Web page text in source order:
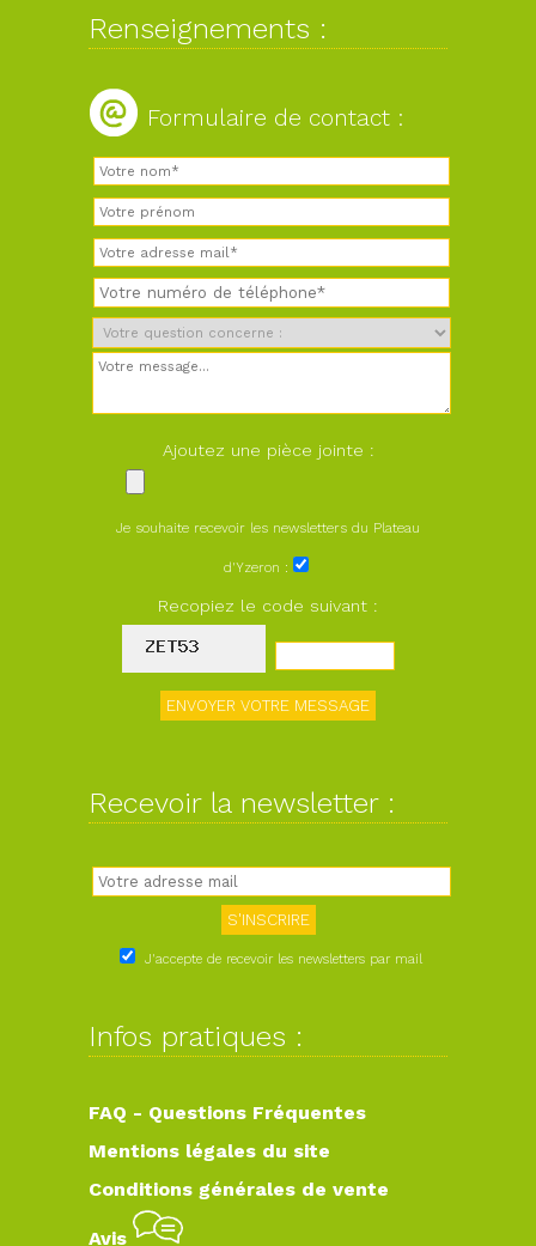
Renseignements :
Formulaire de contact :
Ajoutez une pièce jointe :
Je souhaite recevoir les newsletters du Plateau
d'Yzeron :
Recopiez le code suivant :
Recevoir la newsletter :
J'accepte de recevoir les newsletters par mail
Infos pratiques :
FAQ - Questions Fréquentes
Mentions légales du site
Conditions générales de vente
Avis